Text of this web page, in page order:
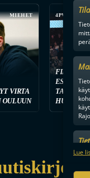
Lue
MIEHET
VIRTA
OULUUN
4PV SITTEN